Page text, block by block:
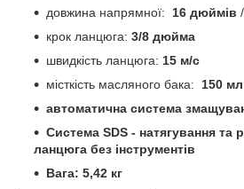
довжина напрямної: 16 дюймів /
крок ланцюга: 3/8 дюйма
швидкість ланцюга: 15 м/с
місткість масляного бака: 150 мл
автоматична система
Система SDS - натягування та
ланцюга без інструментів
Вага: 5,42 кг